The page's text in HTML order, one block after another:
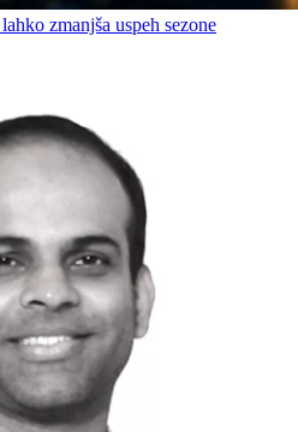
zmanjša uspeh sezone